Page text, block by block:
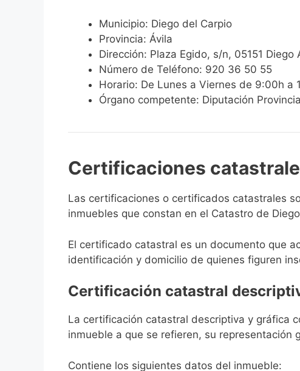
Municipio: Diego del Carpio
Provincia: Ávila
Dirección: Plaza Egido, s/n, 05151 Diego
Número de Teléfono: 920 36 50 55
Horario: De Lunes a Viernes de 9:00h a
Órgano competente: Diputación
Certificaciones
Las certificaciones o certificados catastrales
inmuebles que constan en el Catastro de
El certificado catastral es un documento que
identificación y domicilio de quienes figuren
Certificación catastral
La certificación catastral descriptiva y gráfica
inmueble a que se refieren, su representación
Contiene los siguientes datos del inmueble: